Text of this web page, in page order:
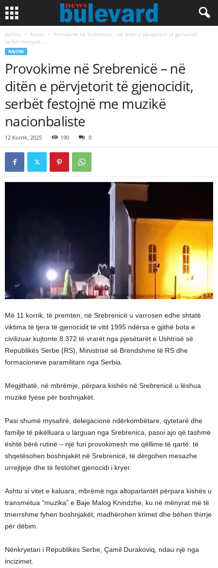
Ballina Rajoni
Provokime në Srebrenicë – në ditën e përvjetorit të gjenocidit,
serbët festojnë...
RAJONI
Provokime në Srebrenicë – në
ditën e përvjetorit të gjenocidit,
serbët festojnë me muzikë
nacionbaliste
12 Korrik, 2025 190 0
Më 11 korrik, të premten, në Srebrenicë u varrosen edhe shtatë
viktima të tjera të gjenocidit të vitit 1995 ndërsa e gjithë bota e
civilizuar kujtonte 8.372 të vrarët nga pjesëtarët e Ushtrisë së
Republikës Serbe (RS), Ministrisë së Brendshme të RS dhe
formacioneve paramilitare nga Serbia.
Megjithatë, në mbrëmje, përpara kishës në Srebrenicë u lëshua
muzikë fyese për boshnjakët.
Pasi shumë mysafirë, delegacione ndërkombëtare, qytetarë dhe
familje të pikëlluara u larguan nga Srebrenica, pasoi ajo që tashmë
është bërë rutinë – një furi provokimesh me qëllime të qartë: të
shqetësohen boshnjakët në Srebrenicë, të dërgohen mesazhe
urrejtjeje dhe të festohet gjenocidi i kryer.
Ashtu si vitet e kaluara, mbrëmë nga altoparlantët përpara kishës u
transmetua “muzika” e Baje Malog Knindzhe, ku në mënyrat më të
tmerrshme fyhen boshnjakët, madhërohen krimet dhe bëhen thirrje
për dëbim.
Nënkryetari i Republikës Serbe, Çamil Durakoviq, ndau një nga
incizimet.